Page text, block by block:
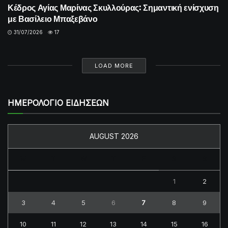
Κέδρος Αγίας Μαρίνας Σκυλλούρας: Σημαντική ενίσχυση
με Βασίλειο Μπαξεβάνο
31/07/2026 17
LOAD MORE
ΗΜΕΡΟΛΟΓΙΟ ΕΙΔΗΣΕΩΝ
AUGUST 2026
1 2
3 4 5 6 7 8 9
10 11 12 13 14 15 16